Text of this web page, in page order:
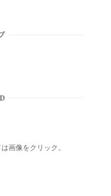
画像をクリック。